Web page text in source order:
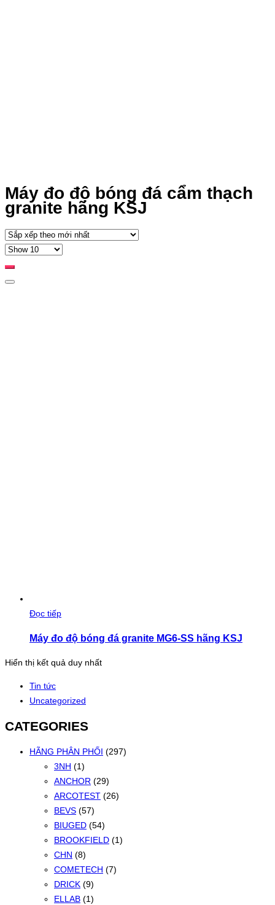
Máy đo độ bóng đá cẩm thạch
granite hãng KSJ
Đọc tiếp
Máy đo độ bóng đá granite MG6-SS hãng KSJ
Hiển thị kết quả duy nhất
Tin tức
Uncategorized
CATEGORIES
HÃNG PHÂN PHỐI (297)
3NH (1)
ANCHOR (29)
ARCOTEST (26)
BEVS (57)
BIUGED (54)
BROOKFIELD (1)
CHN (8)
COMETECH (7)
DRICK (9)
ELLAB (1)